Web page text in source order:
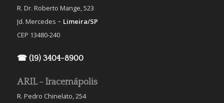
R. Dr. Roberto Mange, 523
Jd. Mercedes - Limeira/SP
CEP 13480-240
☎ (19) 3404-8900
ARIL - Iracemápolis
R. Pedro Chinelato, 254